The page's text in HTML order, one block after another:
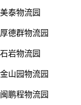
美泰物流园
厚德群物流园
石岩物流园
金山园物流园
闽鹏程物流园